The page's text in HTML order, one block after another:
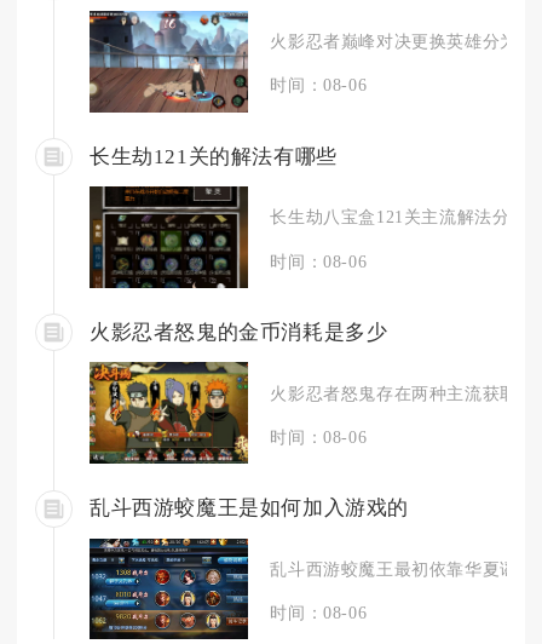
火影忍者巅峰对决更换英雄分为
时间：08-06
长生劫121关的解法有哪些
长生劫八宝盒121关主流解法分为
时间：08-06
火影忍者怒鬼的金币消耗是多少
火影忍者怒鬼存在两种主流获取
时间：08-06
乱斗西游蛟魔王是如何加入游戏的
乱斗西游蛟魔王最初依靠华夏谣
时间：08-06